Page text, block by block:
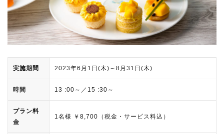
実施期間 2023年6月1日(木)～8月31日(木)
時間 13 :00～／15 :30～
プラン料
金
1名様 ￥8,700（税金・サービス料込）